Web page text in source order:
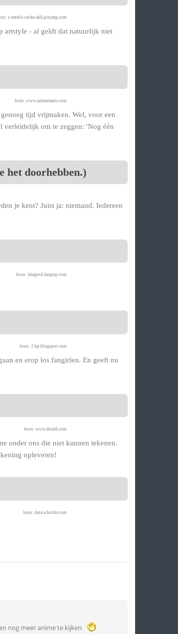
s-media-cache-ak0.pinimg.com
artstyle - al geldt dat natuurlijk niet
bron: www.animemaru.com
tijd vrijmaken. Wel, voor een
verleidelijk om te zeggen: 'Nog één
het doorhebben.)
je kent? Juist ja: niemand. Iedereen
bron: images6.fanpop.com
bron: 2.bp.blogspot.com
en erop los fangirlen. En geeft nu
bron: www.drodd.com
onder ons die niet kunnen tekenen.
opleveren!
bron: data.whicdn.com
nog meer anime te kijken